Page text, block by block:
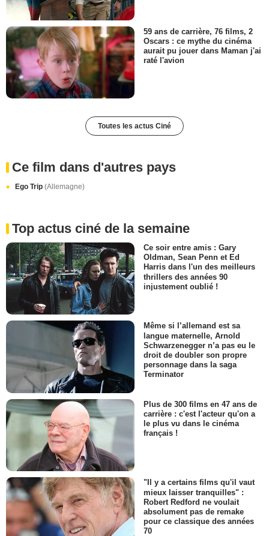
59 ans de carrière, 76 films, 2
Oscars : ce mythe du cinéma
aurait pu jouer dans Maman j'ai
raté l'avion
Toutes les actus Ciné
Ce film dans d'autres pays
Ego Trip (Allemagne)
Top actus ciné de la semaine
Ce soir entre amis : Gary
Oldman, Sean Penn et Ed
Harris dans l'un des meilleurs
thrillers des années 90
injustement oublié !
Même si l’allemand est sa
langue maternelle, Arnold
Schwarzenegger n’a pas eu le
droit de doubler son propre
personnage dans la saga
Terminator
Plus de 300 films en 47 ans de
carrière : c'est l'acteur qu'on a
le plus vu dans le cinéma
français !
"Il y a certains films qu'il vaut
mieux laisser tranquilles" :
Robert Redford ne voulait
absolument pas de remake
pour ce classique des années
70